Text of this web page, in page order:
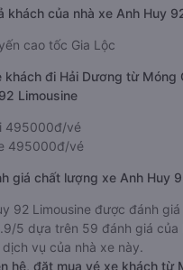
khách của nhà xe Anh Huy
cao tốc Gia Lộc
khách đi Hải Dương từ Móng
Limousine
495000đ/vé
495000đ/vé
giá chất lượng xe Anh Huy
92 Limousine được đánh
5 dựa trên 59 đánh giá của
vụ của nhà xe này.
hệ, đặt mua vé xe khách từ